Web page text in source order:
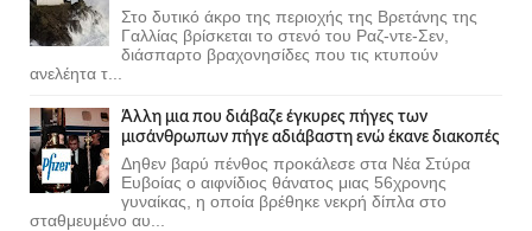
Στο δυτικό άκρο της περιοχής της Βρετάνης της
Γαλλίας βρίσκεται το στενό του Ραζ-ντε-Σεν,
διάσπαρτο βραχονησίδες που τις κτυπούν
ανελέητα τ...
Άλλη μια που διάβαζε έγκυρες πήγες των
μισάνθρωπων πήγε αδιάβαστη ενώ έκανε διακοπές
Δηθεν βαρύ πένθος προκάλεσε στα Νέα Στύρα
Ευβοίας ο αιφνίδιος θάνατος μιας 56χρονης
γυναίκας, η οποία βρέθηκε νεκρή δίπλα στο
σταθμευμένο αυ...